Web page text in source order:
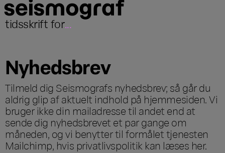
tidsskrift for...
Nyhedsbrev
Tilmeld dig Seismografs nyhedsbrev; så går du
aldrig glip af aktuelt indhold på hjemmesiden. Vi
bruger ikke din mailadresse til andet end at
sende dig nyhedsbrevet et par gange om
måneden, og vi benytter til formålet tjenesten
Mailchimp, hvis privatlivspolitik kan læses her.